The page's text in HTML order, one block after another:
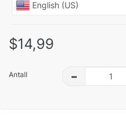
$14,99
Antall –